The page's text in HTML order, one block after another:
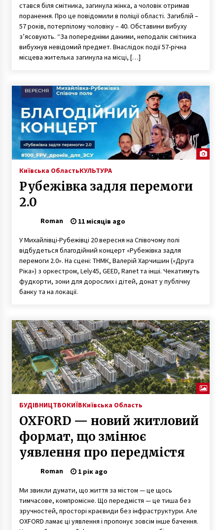
стався біля смітника, загинула жінка, а чоловік отримав
поранення. Про це повідомили в поліції області. Загиблій –
57 років, потерпілому чоловіку – 40. Обставини вибуху
з’ясовують. “За попередніми даними, неподалік смітника
вибухнув невідомий предмет. Внаслідок події 57-річна
місцева жителька загинула на місці, […]
Київська ОбластьКУЛЬТУРА
Рубежівка задля перемоги
2.0
Roman 11 місяців ago
У Михайлівці-Рубежівці 20 вересня на Співочому полі
відбудеться благодійний концерт «Рубежівка задля
перемоги 2.0». На сцені: ТНМК, Валерій Харчишин («Друга
Ріка») з оркестром, Lely45, GEED, Ranet та інші. Чекатимуть
фудкорти, зони для дорослих і дітей, донат у публічну
банку та на локації.
БУДІВНИЦТВОКИЇВКиївська Область
OXFORD — новий житловий
формат, що змінює
уявлення про передмістя
Roman 1 рік ago
Ми звикли думати, що життя за містом — це щось
тимчасове, компромісне. Що передмістя — це тиша без
зручностей, просторі краєвиди без інфраструктури. Але
OXFORD ламає ці уявлення і пропонує зовсім інше бачення.